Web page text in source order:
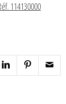
114130000